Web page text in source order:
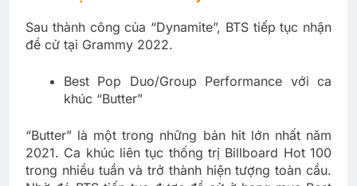
Sau thành công của “Dynamite”, BTS tiếp tục nhận
đề cử tại Grammy 2022.
Best Pop Duo/Group Performance với ca
khúc “Butter”
“Butter” là một trong những bản hit lớn nhất năm
2021. Ca khúc liên tục thống trị Billboard Hot 100
trong nhiều tuần và trở thành hiện tượng toàn cầu.